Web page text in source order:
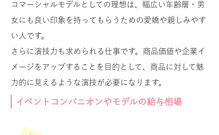
コマーシャルモデルとしての理想は、幅広い年齢層・男
女にも良い印象を持ってもらうための愛嬌や親しみやす
い人です。
さらに演技力も求められる仕事です。商品価値や企業イ
メージをアップすることを目的として、商品に対して魅
力的に見えるような演技が必要になります。
イベントコンパニオンやモデルの給与相場